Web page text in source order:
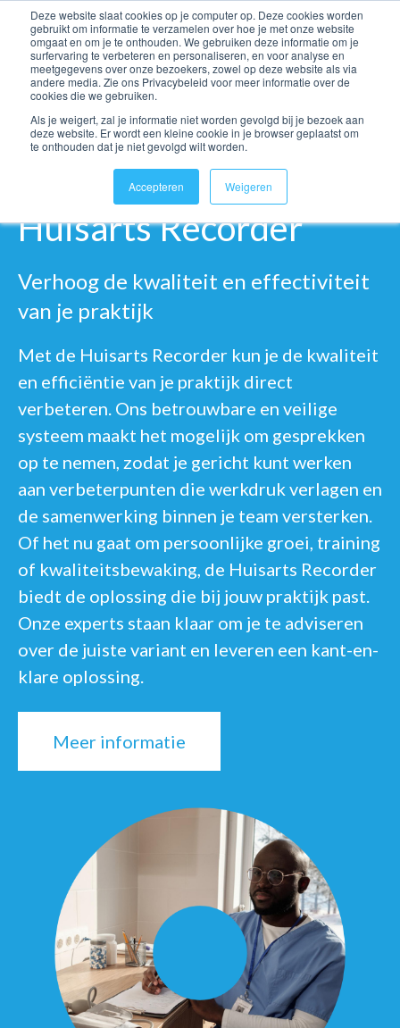
Deze website slaat cookies op je computer op. Deze cookies worden
gebruikt om informatie te verzamelen over hoe je met onze website
omgaat en om je te onthouden. We gebruiken deze informatie om je
surfervaring te verbeteren en personaliseren, en voor analyse en
meetgegevens over onze bezoekers, zowel op deze website als via
andere media. Zie ons Privacybeleid voor meer informatie over de
cookies die we gebruiken.
Als je weigert, zal je informatie niet worden gevolgd bij je bezoek aan
deze website. Er wordt een kleine cookie in je browser geplaatst om
te onthouden dat je niet gevolgd wilt worden.
Accepteren Weigeren
Open
Huisarts Recorder
Verhoog de kwaliteit en effectiviteit
van je praktijk
Met de Huisarts Recorder kun je de kwaliteit
en efficiëntie van je praktijk direct
verbeteren. Ons betrouwbare en veilige
systeem maakt het mogelijk om gesprekken
op te nemen, zodat je gericht kunt werken
aan verbeterpunten die werkdruk verlagen en
de samenwerking binnen je team versterken.
Of het nu gaat om persoonlijke groei, training
of kwaliteitsbewaking, de Huisarts Recorder
biedt de oplossing die bij jouw praktijk past.
Onze experts staan klaar om je te adviseren
over de juiste variant en leveren een kant-en-
klare oplossing.
Meer informatie